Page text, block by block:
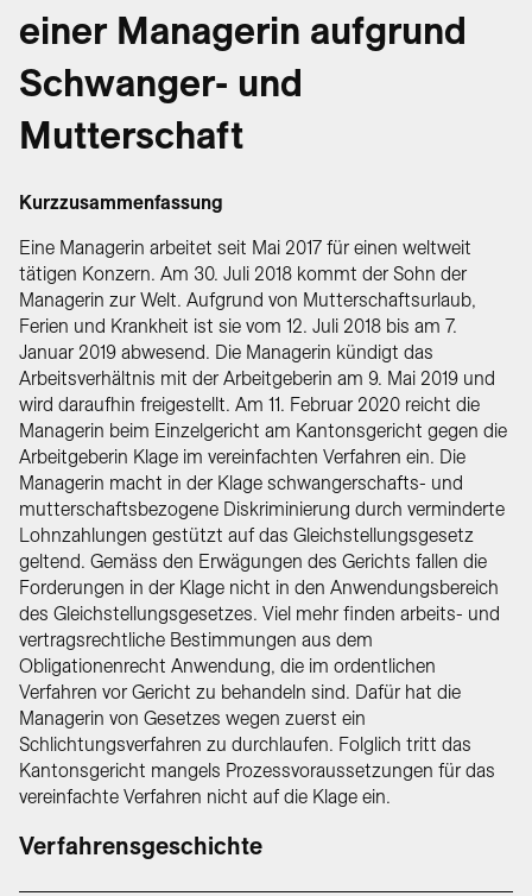
einer Managerin aufgrund
Schwanger- und
Mutterschaft
Kurzzusammenfassung
Eine Managerin arbeitet seit Mai 2017 für einen weltweit
tätigen Konzern. Am 30. Juli 2018 kommt der Sohn der
Managerin zur Welt. Aufgrund von Mutterschaftsurlaub,
Ferien und Krankheit ist sie vom 12. Juli 2018 bis am 7.
Januar 2019 abwesend. Die Managerin kündigt das
Arbeitsverhältnis mit der Arbeitgeberin am 9. Mai 2019 und
wird daraufhin freigestellt. Am 11. Februar 2020 reicht die
Managerin beim Einzelgericht am Kantonsgericht gegen die
Arbeitgeberin Klage im vereinfachten Verfahren ein. Die
Managerin macht in der Klage schwangerschafts- und
mutterschaftsbezogene Diskriminierung durch verminderte
Lohnzahlungen gestützt auf das Gleichstellungsgesetz
geltend. Gemäss den Erwägungen des Gerichts fallen die
Forderungen in der Klage nicht in den Anwendungsbereich
des Gleichstellungsgesetzes. Viel mehr finden arbeits- und
vertragsrechtliche Bestimmungen aus dem
Obligationenrecht Anwendung, die im ordentlichen
Verfahren vor Gericht zu behandeln sind. Dafür hat die
Managerin von Gesetzes wegen zuerst ein
Schlichtungsverfahren zu durchlaufen. Folglich tritt das
Kantonsgericht mangels Prozessvoraussetzungen für das
vereinfachte Verfahren nicht auf die Klage ein.
Verfahrensgeschichte